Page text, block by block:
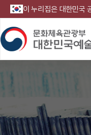
이 누리집은 대한민국